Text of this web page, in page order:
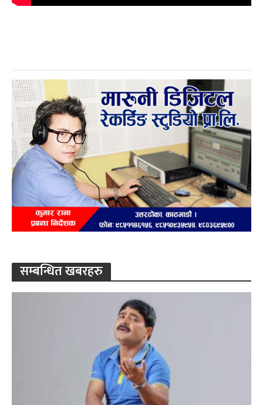
सम्बन्धित खबरहरु